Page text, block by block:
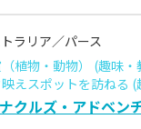
ラリア／パース
植物・動物） (趣味・
えスポットを訪ねる (
クルズ・アドベン